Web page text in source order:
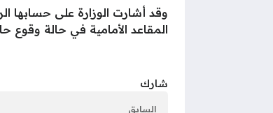
وقد أشارت الوزارة على حسابها
المقاعد الأمامية في حالة وقوع
شارك
السابق